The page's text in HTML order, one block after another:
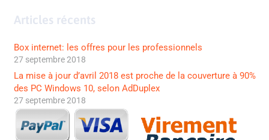
Articles récents
Box internet: les offres pour les professionnels
27 septembre 2018
La mise à jour d’avril 2018 est proche de la couverture à 90%
des PC Windows 10, selon AdDuplex
27 septembre 2018